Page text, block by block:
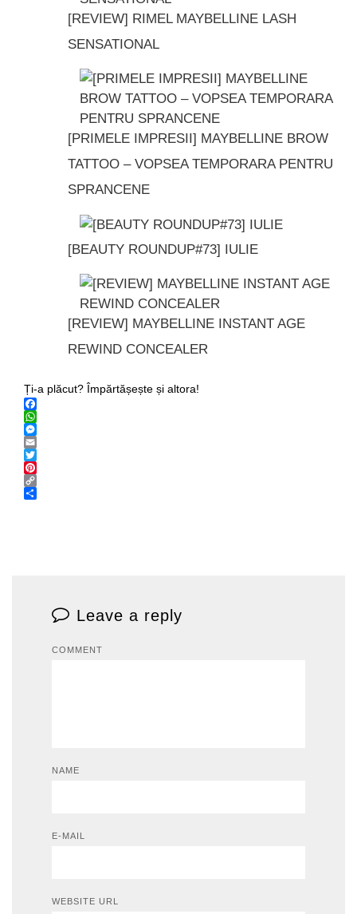
[REVIEW] RIMEL MAYBELLINE LASH
SENSATIONAL
[PRIMELE IMPRESII] MAYBELLINE BROW
TATTOO – VOPSEA TEMPORARA PENTRU
SPRANCENE
[BEAUTY ROUNDUP#73] IULIE
[REVIEW] MAYBELLINE INSTANT AGE
REWIND CONCEALER
Ți-a plăcut? Împărtășește și altora!
Facebook
WhatsApp
Messenger
Email
Twitter
Pinterest
Copy
Leave a reply
COMMENT
NAME
E-MAIL
WEBSITE URL